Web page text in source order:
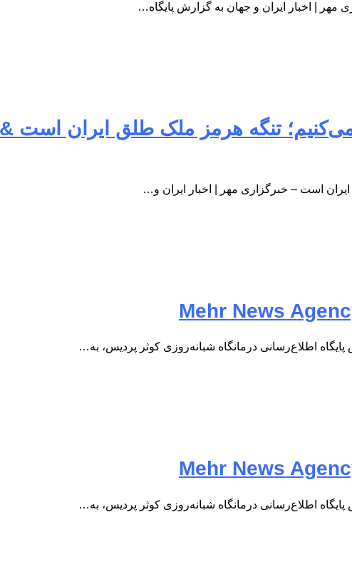
مهر | اخبار ایران و جهان به گزارش پایگاه…
است – خبرگزاری مهر | اخبار ایران و…